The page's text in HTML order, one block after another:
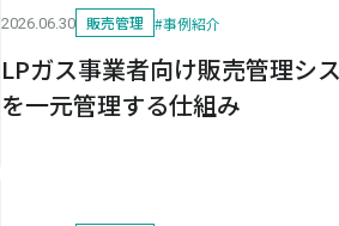
2026.06.30 販売管理 #事例紹介
LPガス事業者向け販売管理シ
を一元管理する仕組み